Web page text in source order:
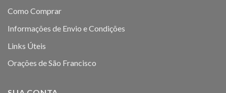
Como Comprar
Informações de Envio e Condições
Links Úteis
Orações de São Francisco